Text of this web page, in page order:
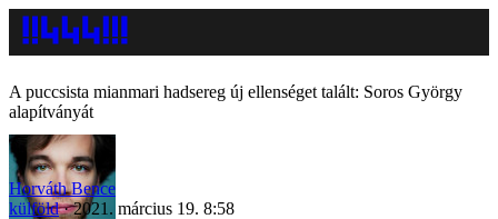
A puccsista mianmari hadsereg új ellenséget talált: Soros György
alapítványát
Horváth Bence
külföld
2021. március 19. 8:58